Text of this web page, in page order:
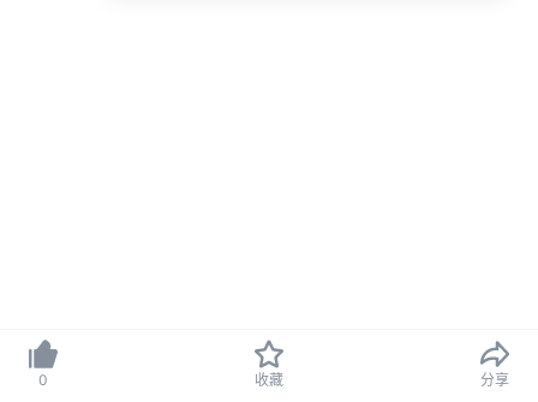
0 收藏 分享
京ICP备09082107号-2 Copyright © 2025 北京思拓合众科技有限公司